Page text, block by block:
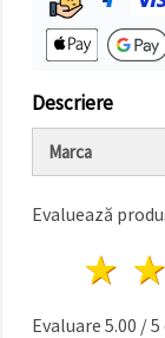
Descriere
Marca
Evaluează
1
Evaluare 5.00 /5